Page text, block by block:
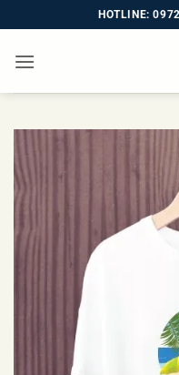
qua
nội
HOTLINE: